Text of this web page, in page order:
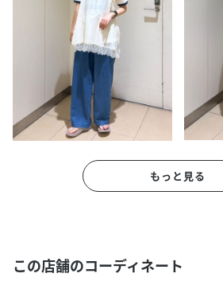
もっと見る
この店舗のコーディネート